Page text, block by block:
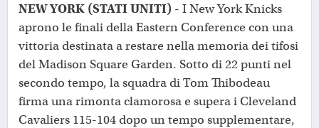
NEW YORK (STATI UNITI) - I New York Knicks
aprono le finali della Eastern Conference con una
vittoria destinata a restare nella memoria dei tifosi
del Madison Square Garden. Sotto di 22 punti nel
secondo tempo, la squadra di Tom Thibodeau
firma una rimonta clamorosa e supera i Cleveland
Cavaliers 115-104 dopo un tempo supplementare,